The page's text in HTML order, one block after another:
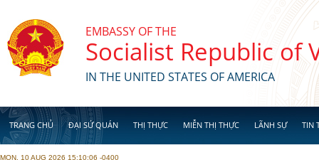
EMBASSY OF THE
Socialist Republic of
IN THE UNITED STATES OF AMERICA
TRANG CHỦ ĐẠI SỨ QUÁN THỊ THỰC MIỄN THỊ THỰC LÃNH SỰ TIN
MON, 10 AUG 2026 15:10:06 -0400